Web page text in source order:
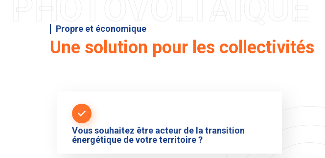
Propre et économique
Une solution pour les collectivités
Vous souhaitez être acteur de la transition
énergétique de votre territoire ?